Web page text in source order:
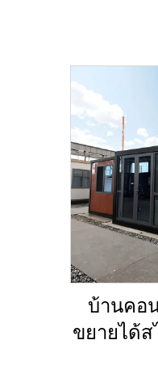
บ้านคอ
ขยายได้